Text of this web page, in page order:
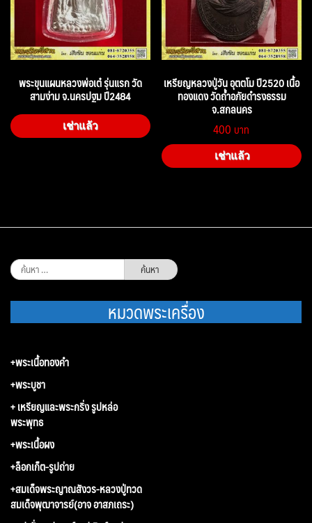
พระขุนแผนหลวงพ่อเต๋ รุ่นแรก วัด
สามง่าม จ.นครปฐม ปี2484
เช่าแล้ว
เหรียญหลวงปู่วัน อุตตโม ปี2520 เนื้อ
ทองแดง วัดถ้ำอภัยดำรงธรรม
จ.สกลนคร
400
เช่าแล้ว
ค้นหา
สำหรับ:
หมวดพระเครื่อง
+พระเนื้อทองคำ
+พระบูชา
+ เหรียญและพระกริ่ง รูปหล่อ
พระพุทธ
+พระเนื้อผง
+ล็อกเก็ต-รูปถ่าย
+สมเด็จพระญาณสังวร-หลวงปู่ทวด
สมเด็จพุฒาจารย์(อาจ อาสภเถระ)